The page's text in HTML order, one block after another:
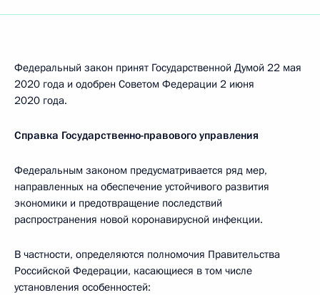
Федеральный закон принят Государственной Думой 22 мая
2020 года и одобрен Советом Федерации 2 июня
2020 года.
Справка Государственно-правового управления
Федеральным законом предусматривается ряд мер,
направленных на обеспечение устойчивого развития
экономики и предотвращение последствий
распространения новой коронавирусной инфекции.
В частности, определяются полномочия Правительства
Российской Федерации, касающиеся в том числе
установления особенностей: